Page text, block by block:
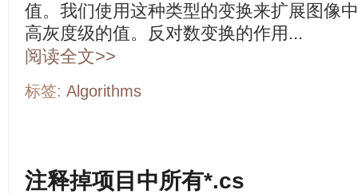
值。我们使用这种类型的变换来扩展图像
高灰度级的值。反对数变换的作用...
阅读全文>>
标签: Algorithms
注释掉项目中所有*.cs